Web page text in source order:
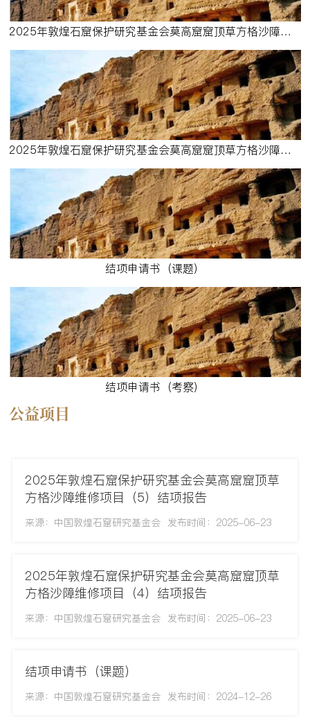
2025年敦煌石窟保护研究基金会莫高窟窟顶草方格沙障维修项目（5）结项报告
2025年敦煌石窟保护研究基金会莫高窟窟顶草方格沙障维修项目（4）结项报告
结项申请书（课题）
结项申请书（考察）
公益项目
2025年敦煌石窟保护研究基金会莫高窟窟顶草
方格沙障维修项目（5）结项报告
来源：中国敦煌石窟研究基金会 发布时间：2025-06-23
2025年敦煌石窟保护研究基金会莫高窟窟顶草
方格沙障维修项目（4）结项报告
来源：中国敦煌石窟研究基金会 发布时间：2025-06-23
结项申请书（课题）
来源：中国敦煌石窟研究基金会 发布时间：2024-12-26